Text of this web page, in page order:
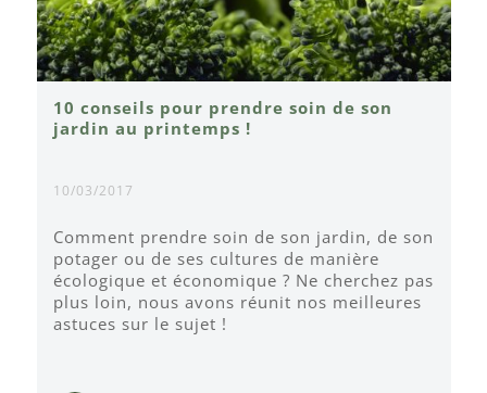
10 conseils pour prendre soin de son
jardin au printemps !
10/03/2017
Comment prendre soin de son jardin, de son
potager ou de ses cultures de manière
écologique et économique ? Ne cherchez pas
plus loin, nous avons réunit nos meilleures
astuces sur le sujet !